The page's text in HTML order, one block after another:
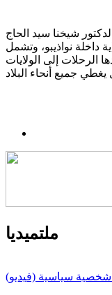
شيخنا سيد الحاج
داخلة نواذيبو، وتشمل
الرحلات إلى الولايات
ملتميديا